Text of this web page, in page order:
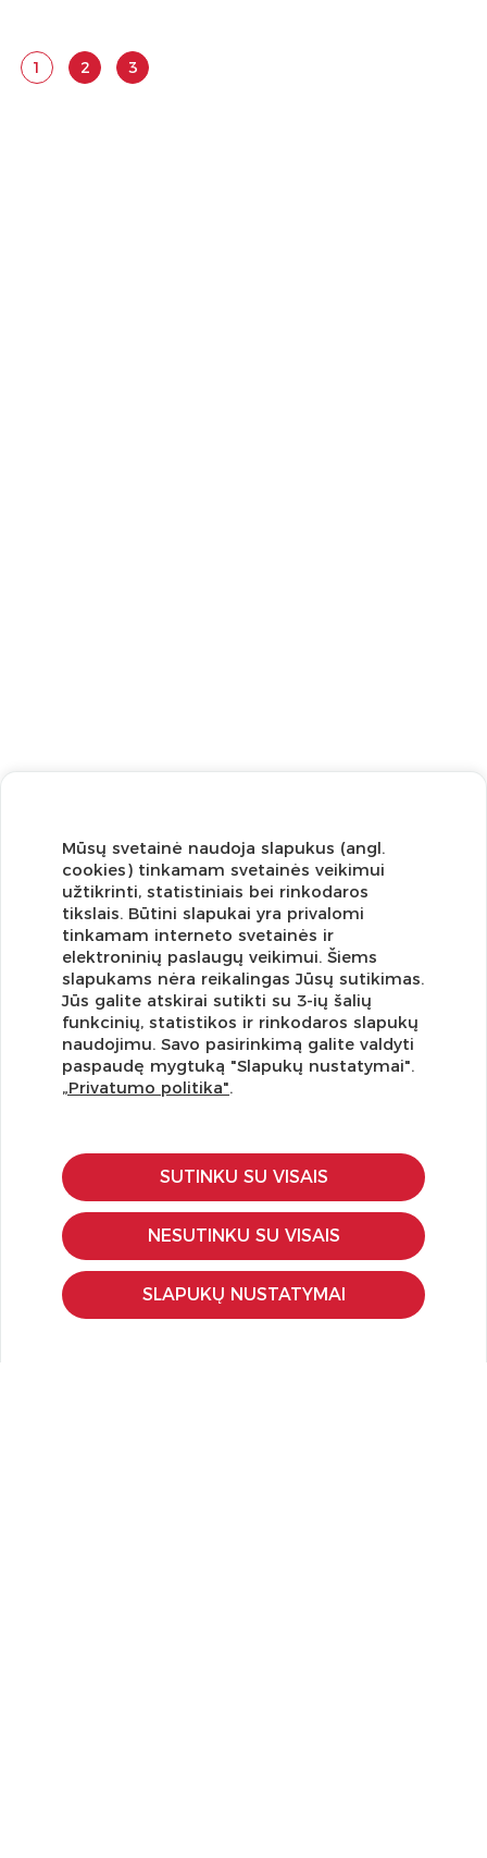
1 2 3
Užsisakykite naujienlaiškį ir pirmi gaukite geriausius
pasiūlymus!
KLIENTŲ APTARNAVIMAS
Pirkimo – pardavimo taisyklės
Pristatymas ir grąžinimas
Apmokėjimo būdai
Kokybės ir saugumo standartai
Privatumo taisyklės
Mūsų svetainė naudoja slapukus (angl.
cookies) tinkamam svetainės veikimui
užtikrinti, statistiniais bei rinkodaros
tikslais. Būtini slapukai yra privalomi
tinkamam interneto svetainės ir
elektroninių paslaugų veikimui. Šiems
slapukams nėra reikalingas Jūsų sutikimas.
Jūs galite atskirai sutikti su 3-ių šalių
funkcinių, statistikos ir rinkodaros slapukų
naudojimu. Savo pasirinkimą galite valdyti
paspaudę mygtuką "Slapukų nustatymai".
„Privatumo politika".
SUTINKU SU VISAIS
NESUTINKU SU VISAIS
SLAPUKŲ NUSTATYMAI